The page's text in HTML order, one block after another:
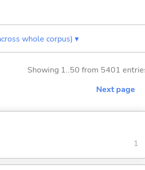
whole corpus) ▾
Showing 1..50 from 5401
Next page
1